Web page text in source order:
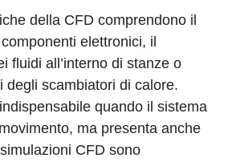
della CFD comprendono il
elettronici, il
fluidi all’interno di stanze o
degli scambiatori di calore.
quando il sistema
ma presenta anche
CFD sono